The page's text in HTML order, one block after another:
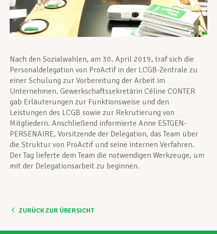
Aktuell
Nach den Sozialwahlen, am 30. April 2019, traf sich die
Personaldelegation von ProActif in der LCGB-Zentrale zu
einer Schulung zur Vorbereitung der Arbeit im
Unternehmen. Gewerkschaftssekretärin Céline CONTER
gab Erläuterungen zur Funktionsweise und den
Leistungen des LCGB sowie zur Rekrutierung von
Mitgliedern. Anschließend informierte Anne ESTGEN-
PERSENAIRE, Vorsitzende der Delegation, das Team über
die Struktur von ProActif und seine internen Verfahren.
Der Tag lieferte dem Team die notwendigen Werkzeuge, um
mit der Delegationsarbeit zu beginnen.
ZURÜCK ZUR ÜBERSICHT